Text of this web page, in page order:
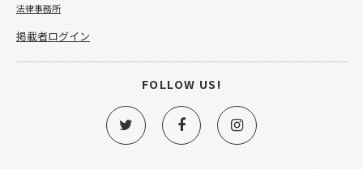
法律事務所
掲載者ログイン
FOLLOW US!